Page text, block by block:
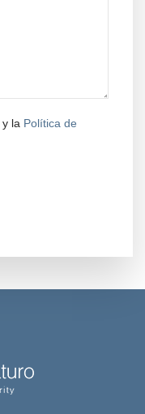
y la Política de